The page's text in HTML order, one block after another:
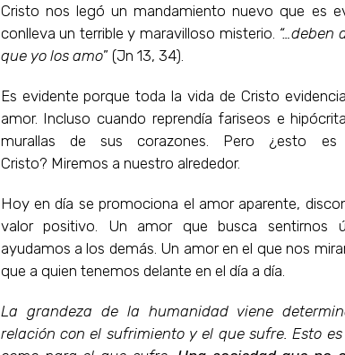
Cristo nos legó un mandamiento nuevo que es
conlleva un terrible y maravilloso misterio. “…deben
que yo los amo” (Jn 13, 34).
Es evidente porque toda la vida de Cristo
amor. Incluso cuando reprendía fariseos e
murallas de sus corazones. Pero ¿esto
Cristo? Miremos a nuestro alrededor.
Hoy en día se promociona el amor aparente,
valor positivo. Un amor que busca sentirnos
ayudamos a los demás. Un amor en el que nos
que a quien tenemos delante en el día a día.
La grandeza de la humanidad viene
relación con el sufrimiento y el que sufre. Esto